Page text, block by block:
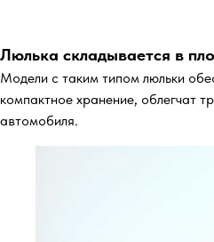
Люлька складывается в
Модели с таким типом люльки
компактное хранение, облегчат
автомобиля.